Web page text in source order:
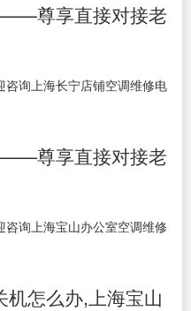
尊享直接对接老
咨询上海长宁店铺空调维修电
尊享直接对接老
咨询上海宝山办公室空调维修
机怎么办,上海宝山